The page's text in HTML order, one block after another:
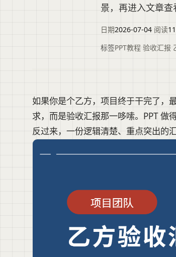
景，再进入文章查
日期2026-07-04 阅读
标签PPT教程 验收汇报
如果你是个乙方，项目终于干完了，
求，而是验收汇报那一哆嗦。PPT 做
反过来，一份逻辑清楚、重点突出的